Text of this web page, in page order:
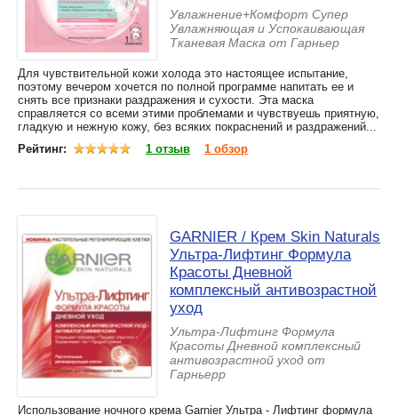
Увлажнение+Комфорт Супер
Увлажняющая и Успокаивающая
Тканевая Маска от Гарньер
Для чувствительной кожи холода это настоящее испытание,
поэтому вечером хочется по полной программе напитать ее и
снять все признаки раздражения и сухости. Эта маска
справляется со всеми этими проблемами и чувствуешь приятную,
гладкую и нежную кожу, без всяких покраснений и раздражений...
Рейтинг:
1 отзыв 1 обзор
GARNIER / Крем Skin Naturals
Ультра-Лифтинг Формула
Красоты Дневной
комплексный антивозрастной
уход
Ультра-Лифтинг Формула
Красоты Дневной комплексный
антивозрастной уход от
Гарньерр
Использование ночного крема Garnier Ультра - Лифтинг формула